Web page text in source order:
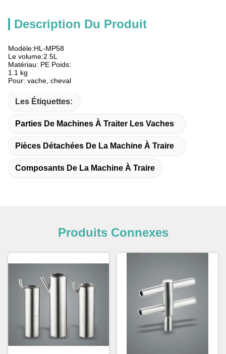
Description Du Produit
Modèle:HL-MP58
Le volume:2.5L
Matériau: PE Poids:
1.1 kg
Pour: vache, cheval
Les Étiquettes:
Parties De Machines À Traiter Les Vaches
Pièces Détachées De La Machine À Traire
Composants De La Machine À Traire
Produits Connexes